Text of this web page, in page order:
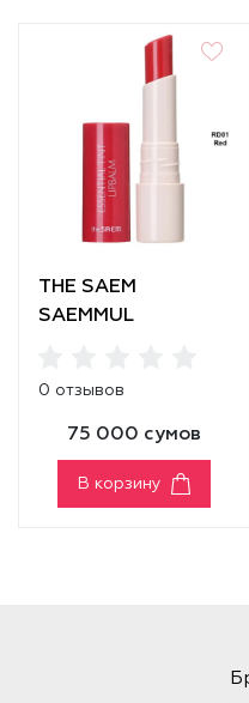
THE SAEM
SAEMMUL
0 отзывов
75 000 сумов
В корзину